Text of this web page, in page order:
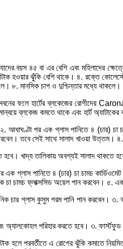
বয়স ৪৫ বা এর বেশি এবং মহিলাদের
হওয়ার ঝুঁকি বেশি থাকে। ৪. রক্তে
৮. মানসিক চাপ ও দুশ্চিন্তার মধ্যে থাকলে।
ফলে হার্টের ব্লকেজের রোগীদের
ব্লকেজ কমতে থাকে এবং হার্ট অ্যাটাকের
পর এক গ্লাস পানিতে ৪ (চার) চা
তবে সেই সাথে সালাদ খাওয়া উত্তম।
খাদ্য তালিকায় অবশ্যই সালাদ থাকতে
পানিতে ৪ (চার) চা চামচ
চামচ ফ্লাক্সসিড অয়েল পান করবেন। ৫.
চার গ্লাস কুসুম গরম পানি পান করবেন।
অ্যালকোহল পরিহার করতে হবে। ৩.
হলে পরবর্তীতে এ রোগের ঝুঁকি কমাতে